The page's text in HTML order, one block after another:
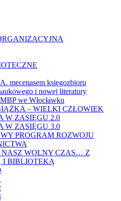
mecenasem księgozbioru
i nowej literatury
we Włocławku
– WIELKI CZŁOWIEK
W ZASIĘGU 2.0
W ZASIĘGU 3.0
PROGRAM ROZWOJU
NASZ WOLNY CZAS… Z
I BIBLIOTEKĄ